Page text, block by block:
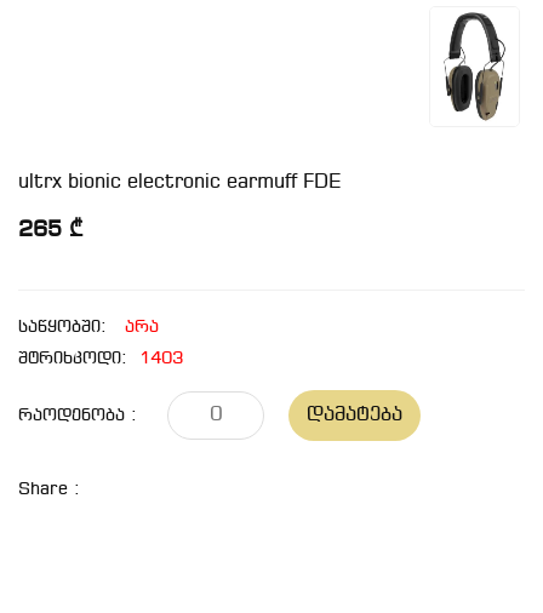
ultrx bionic electronic earmuff FDE
265 ₾
საწყობში:
არა
შტრიხკოდი:
1403
Რაოდენობა : Დამატება
Share :